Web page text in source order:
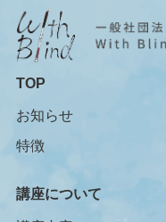
TOP
お知らせ
特徴
講座について